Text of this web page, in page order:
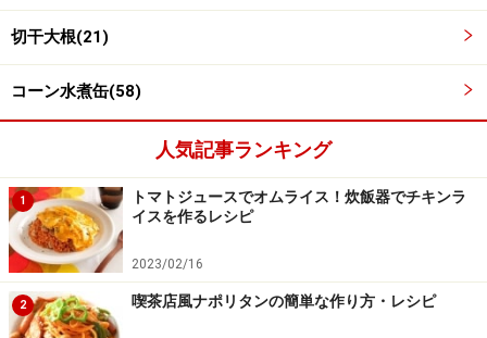
切干大根(21)
コーン水煮缶(58)
人気記事ランキング
1
トマトジュースでオムライス！炊飯器でチキンラ
イスを作るレシピ
2023/02/16
2 喫茶店風ナポリタンの簡単な作り方・レシピ